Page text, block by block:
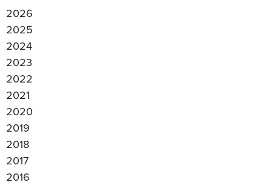
2026
2025
2024
2023
2022
2021
2020
2019
2018
2017
2016